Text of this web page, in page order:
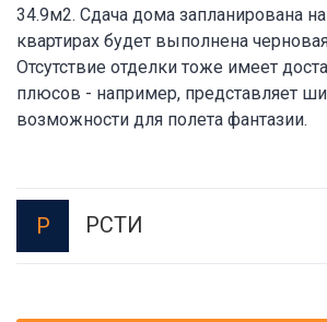
34.9м2. Сдача дома запланирована
квартирах будет выполнена
Отсутствие отделки тоже имеет
плюсов - например, представляет
возможности для полета фантазии.
Р РСТИ